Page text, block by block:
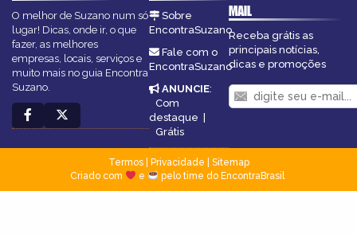
O melhor de Suzano num só
lugar! Dicas, onde ir, o que
fazer, as melhores
empresas, locais, serviços e
muito mais no guia Encontra
Suzano.
Sobre
EncontraSuzano
Fale com o
EncontraSuzano
ANUNCIE:
Com
destaque |
Grátis
MAIL
Receba grátis as
principais notícias,
dicas e promoções
Termos| Privacidade
Sitemap
Criado com
e pelo time do EncontraBrasil